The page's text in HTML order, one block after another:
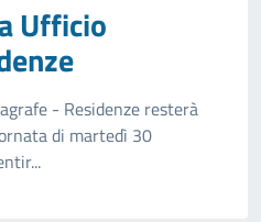
Ufficio
- Residenze resterà
di martedì 30